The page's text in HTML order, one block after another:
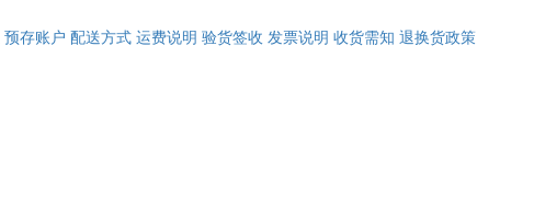
预存账户 配送方式 运费说明 验货签收 发票说明 收货需知 退换货政策